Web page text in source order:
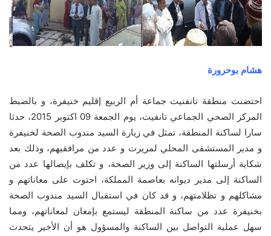
هشام بوحرورة
احتضنت منطقة تانفنيت جماعة أم الربيع إقليم خنيفرة، و بالضبط
المركز الصحي الجماعي تانفيت، يوم الجمعة 09 اكتوبر 2015، حدثا
سارا لساكنة المنطقة، تمثل في زيارة السيد مندوب الصحة لخنيفرة
و مدير المستشفى المحلي لمريرت و عدد من مرافقيهم، وذلك بعد
شكاية أرسلتها الساكنة إلى وزير الصحة، و تكلف بإيصالها عدد من
الساكنة إلى مدير ديوانه بعاصمة المملكة، احتوت على معاناتهم و
مشاكلهم و تظلامتهم، و قد كان في استقبال السيد مندوب الصحة
بخنيفرة عدد من ساكنة المنطقة ليستمع بإمعان لمعاناتهم، ومما
سهل عملية التواصل بين الساكنة والمسؤول هو أن الأخير يتحدث